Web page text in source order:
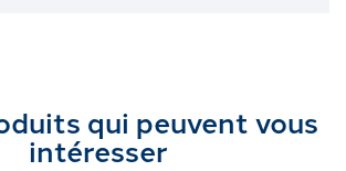
qui peuvent vous
intéresser